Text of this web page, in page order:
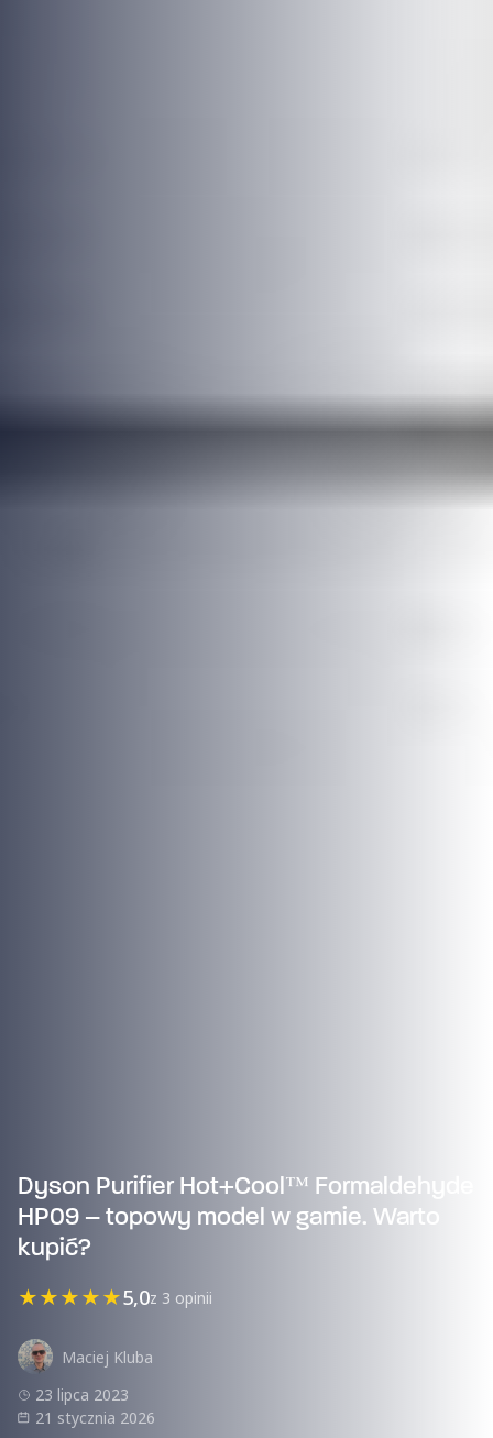
Dyson Purifier Hot+Cool™ Formaldehyde
HP09 – topowy model w gamie. Warto
kupić?
★★★★★5,0z 3 opinii
Maciej Kluba
23 lipca 2023
21 stycznia 2026